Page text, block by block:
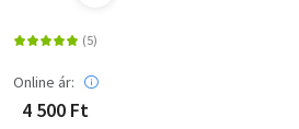
"liftező"
virágillat és
Online ár:
4 500 Ft